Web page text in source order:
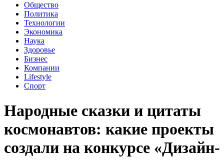
Общество
Политика
Технологии
Экономика
Наука
Здоровье
Бизнес
Компании
Lifestyle
Спорт
Народные сказки и цитаты
космонавтов: какие проекты
создали на конкурсе «Дизайн-